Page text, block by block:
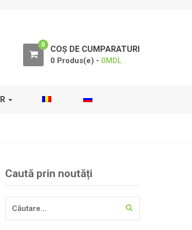
0 COȘ DE CUMPARATURI
0 Produs(e) - 0MDL
Caută prin noutăți